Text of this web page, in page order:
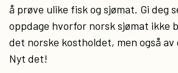
å prøve ulike fisk og sjømat. Gi deg
oppdage hvorfor norsk sjømat ikke
det norske kostholdet, men også av
Nyt det!